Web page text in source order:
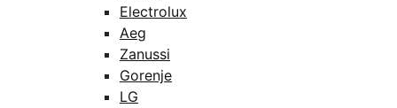
Electrolux
Aeg
Zanussi
Gorenje
LG